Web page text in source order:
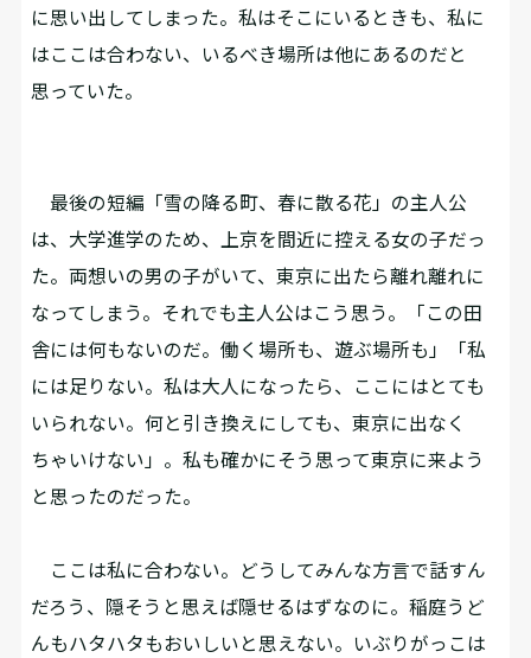
に思い出してしまった。私はそこにいるときも、私に
はここは合わない、いるべき場所は他にあるのだと
思っていた。
最後の短編「雪の降る町、春に散る花」の主人公
は、大学進学のため、上京を間近に控える女の子だっ
た。両想いの男の子がいて、東京に出たら離れ離れに
なってしまう。それでも主人公はこう思う。「この田
舎には何もないのだ。働く場所も、遊ぶ場所も」「私
には足りない。私は大人になったら、ここにはとても
いられない。何と引き換えにしても、東京に出なく
ちゃいけない」。私も確かにそう思って東京に来よう
と思ったのだった。
ここは私に合わない。どうしてみんな方言で話すん
だろう、隠そうと思えば隠せるはずなのに。稲庭うど
んもハタハタもおいしいと思えない。いぶりがっこは